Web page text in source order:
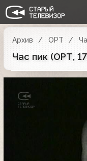
Архив ОРТ
Час пик (ОРТ,